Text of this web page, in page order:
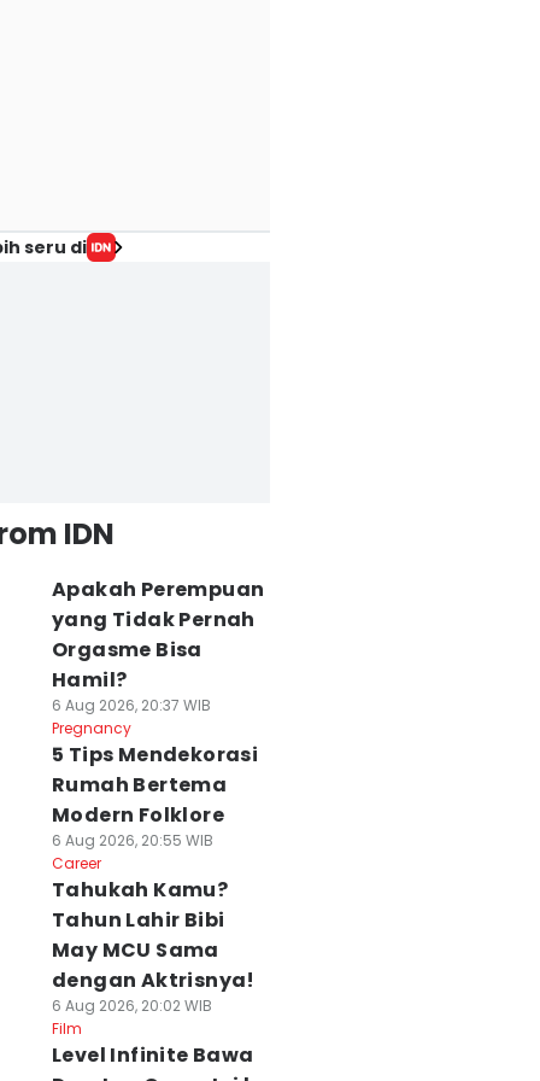
seru di
IDN
Apakah Perempuan
yang Tidak Pernah
Orgasme Bisa
Hamil?
6 Aug 2026, 20:37 WIB
Pregnancy
5 Tips Mendekorasi
Rumah Bertema
Modern Folklore
6 Aug 2026, 20:55 WIB
Career
Tahukah Kamu?
Tahun Lahir Bibi
May MCU Sama
dengan Aktrisnya!
6 Aug 2026, 20:02 WIB
Film
Level Infinite Bawa